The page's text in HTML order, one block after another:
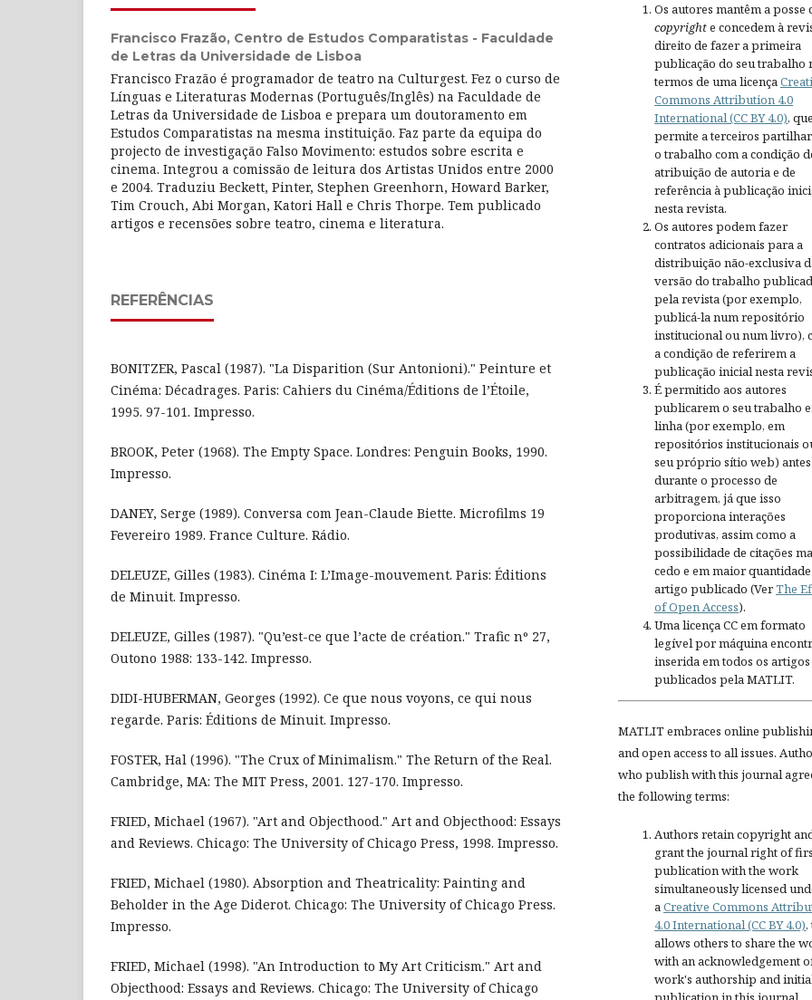
Francisco Frazão, Centro de Estudos Comparatistas - Faculdade
de Letras da Universidade de Lisboa
Francisco Frazão é programador de teatro na Culturgest. Fez o curso de
Línguas e Literaturas Modernas (Português/Inglês) na Faculdade de
Letras da Universidade de Lisboa e prepara um doutoramento em
Estudos Comparatistas na mesma instituição. Faz parte da equipa do
projecto de investigação Falso Movimento: estudos sobre escrita e
cinema. Integrou a comissão de leitura dos Artistas Unidos entre 2000
e 2004. Traduziu Beckett, Pinter, Stephen Greenhorn, Howard Barker,
Tim Crouch, Abi Morgan, Katori Hall e Chris Thorpe. Tem publicado
artigos e recensões sobre teatro, cinema e literatura.
REFERÊNCIAS
BONITZER, Pascal (1987). "La Disparition (Sur Antonioni)." Peinture et
Cinéma: Décadrages. Paris: Cahiers du Cinéma/Éditions de l’Étoile,
1995. 97-101. Impresso.
BROOK, Peter (1968). The Empty Space. Londres: Penguin Books, 1990.
Impresso.
DANEY, Serge (1989). Conversa com Jean-Claude Biette. Microfilms 19
Fevereiro 1989. France Culture. Rádio.
DELEUZE, Gilles (1983). Cinéma I: L’Image-mouvement. Paris: Éditions
de Minuit. Impresso.
DELEUZE, Gilles (1987). "Qu’est-ce que l’acte de création." Trafic nº 27,
Outono 1988: 133-142. Impresso.
DIDI-HUBERMAN, Georges (1992). Ce que nous voyons, ce qui nous
regarde. Paris: Éditions de Minuit. Impresso.
FOSTER, Hal (1996). "The Crux of Minimalism." The Return of the Real.
Cambridge, MA: The MIT Press, 2001. 127-170. Impresso.
FRIED, Michael (1967). "Art and Objecthood." Art and Objecthood: Essays
and Reviews. Chicago: The University of Chicago Press, 1998. Impresso.
FRIED, Michael (1980). Absorption and Theatricality: Painting and
Beholder in the Age Diderot. Chicago: The University of Chicago Press.
Impresso.
FRIED, Michael (1998). "An Introduction to My Art Criticism." Art and
Objecthood: Essays and Reviews. Chicago: The University of Chicago
Os autores mantêm a posse
copyrighte concedem à
direito de fazer a primeira
publicação do seu trabalho
termos de uma licença
Commons Attribution 4.0
International (CC BY 4.0), que
permite a terceiros
o trabalho com a condição
atribuição de autoria e de
referência à publicação
nesta revista.
Os autores podem fazer
contratos adicionais para a
distribuição não-exclusiva
versão do trabalho
pela revista (por exemplo,
publicá-la num repositório
institucional ou num livro),
a condição de referirem a
publicação inicial nesta
É permitido aos autores
publicarem o seu trabalho
linha (por exemplo, em
repositórios institucionais
seu próprio sítio web) antes
durante o processo de
arbitragem, já que isso
proporciona interações
produtivas, assim como a
possibilidade de citações
cedo e em maior
artigo publicado (VerThe
of Open Access).
Uma licença CC em formato
legível por máquina
inserida em todos os artigos
publicados pela MATLIT.
MATLIT embraces online
and open access to all issues.
who publish with this journal
the following terms:
Authors retain copyright
grant the journal right of
publication with the work
simultaneously licensed
aCreative Commons
4.0 International (CC BY 4.0),
allows others to share the
with an acknowledgement
work's authorship and